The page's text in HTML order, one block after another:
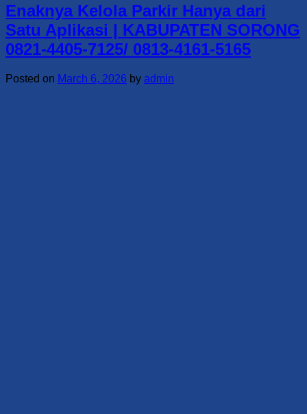
Enaknya Kelola Parkir Hanya dari
Satu Aplikasi | KABUPATEN SORONG
0821-4405-7125/ 0813-4161-5165
Posted on March 6, 2026 by admin